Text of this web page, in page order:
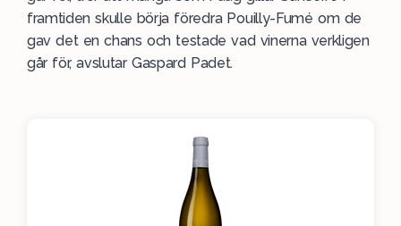
framtiden skulle börja föredra Pouilly-Fumé om de
gav det en chans och testade vad vinerna verkligen
går för, avslutar Gaspard Padet.